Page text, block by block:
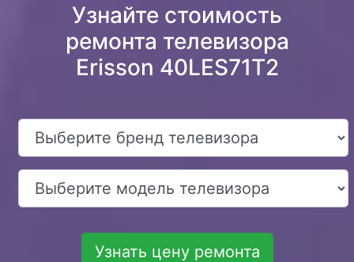
Узнайте стоимость
ремонта телевизора
Erisson 40LES71T2
Узнать цену ремонта